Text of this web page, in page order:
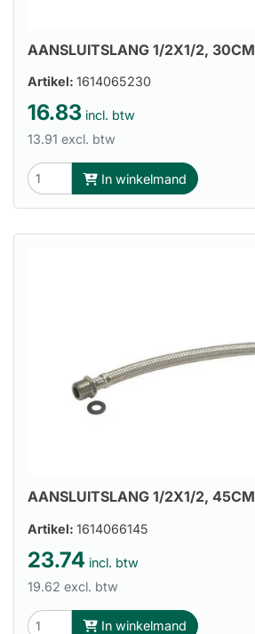
AANSLUITSLANG 1/2X1/2, 30CM
Artikel: 1614065230
16.83 incl. btw
13.91 excl. btw
In winkelmand
AANSLUITSLANG 1/2X1/2, 45CM
Artikel: 1614066145
23.74 incl. btw
19.62 excl. btw
In winkelmand